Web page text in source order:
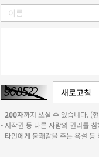
-200자까지 쓰실 수 있습니다.
- 저작권 등 다른 사람의 권리를
- 타인에게 불쾌감을 주는 욕설 등